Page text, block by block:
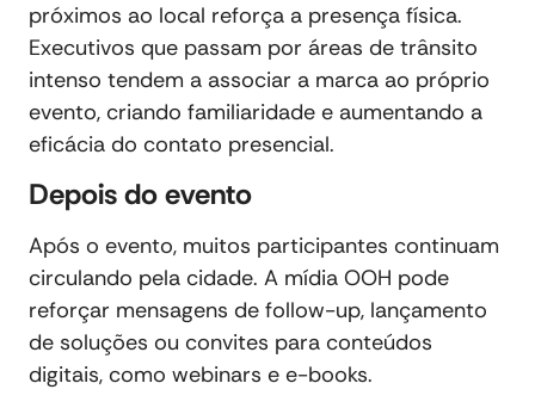
próximos ao local reforça a presença física.
Executivos que passam por áreas de trânsito
intenso tendem a associar a marca ao próprio
evento, criando familiaridade e aumentando a
eficácia do contato presencial.
Depois do evento
Após o evento, muitos participantes continuam
circulando pela cidade. A mídia OOH pode
reforçar mensagens de follow-up, lançamento
de soluções ou convites para conteúdos
digitais, como webinars e e-books.